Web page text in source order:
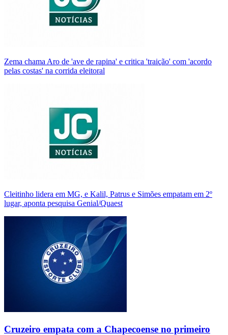
Zema chama Aro de 'ave de rapina' e critica 'traição' com 'acordo
pelas costas' na corrida eleitoral
Cleitinho lidera em MG, e Kalil, Patrus e Simões empatam em 2º
lugar, aponta pesquisa Genial/Quaest
Cruzeiro empata com a Chapecoense no primeiro